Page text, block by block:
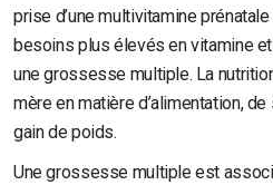
prise d’une multivitamine
besoins plus élevés en vitamine
une grossesse multiple. La
mère en matière d’alimentation,
gain de poids.
Une grossesse multiple est